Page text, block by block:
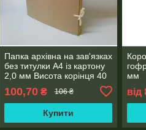
Папка архівна на зав'язках
без титулки А4 із картону
2,0 мм Висота корінця 40
100,70₴ 106 ₴
Купити
мм
від